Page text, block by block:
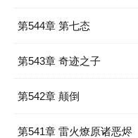
第544章 第七态
第543章 奇迹之子
第542章 颠倒
第541章 雷火燎原诸恶烬